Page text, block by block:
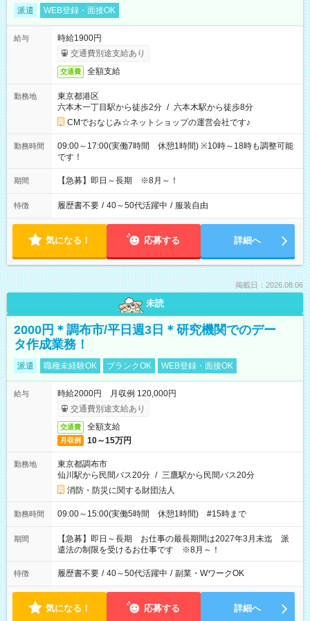
派遣 WEB登録・面接OK
給与
時給1900円
交通費別途支給あり
交通費 全額支給
勤務地
東京都港区
六本木一丁目駅から徒歩2分 / 六本木駅から徒歩8分
CMでおなじみ☆ネットショップの運営会社です♪
勤務時間
09:00～17:00(実働7時間 休憩1時間) ※10時～18時も調整可能
です！
期間 【急募】即日～長期 ※8月～！
特徴 履歴書不要 / 40～50代活躍中 / 服装自由
気になる！ 応募する 詳細へ
掲載日：2026.08.06
未読
2000円＊調布市/平日週3日＊研究機関でのデー
タ作成業務！
派遣 職種未経験OK ブランクOK WEB登録・面接OK
給与
時給2000円 月収例 120,000円
交通費別途支給あり
交通費 全額支給
月収例 10～15万円
勤務地
東京都調布市
仙川駅から民間バス20分 / 三鷹駅から民間バス20分
消防・防災に関する財団法人
勤務時間 09:00～15:00(実働5時間 休憩1時間) #15時まで
期間
【急募】即日～長期 お仕事の最長期間は2027年3月末迄 派
遣法の制限を受けるお仕事です ※8月～！
特徴 履歴書不要 / 40～50代活躍中 / 副業・WワークOK
気になる！ 応募する 詳細へ